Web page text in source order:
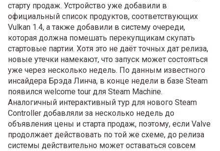
старту продаж. Устройство уже добавили в
официальный список продуктов, соответствующих
Vulkan 1.4, а также добавили в систему очереди,
которая должна помешать перекупщикам скупать
стартовые партии. Хотя это не даёт точных дат релиза,
новые утечки намекают, что запуск может состояться
уже через несколько недель. По данным известного
инсайдера Брэда Линча, в конце недели в базе Steam
появился welcome tour для Steam Machine.
Аналогичный интерактивный тур для нового Steam
Controller добавляли за несколько недель до
объявления цены и старта продаж, поэтому, если Valve
продолжает действовать по той же схеме, до релиза
системы действительно может оставаться совсем